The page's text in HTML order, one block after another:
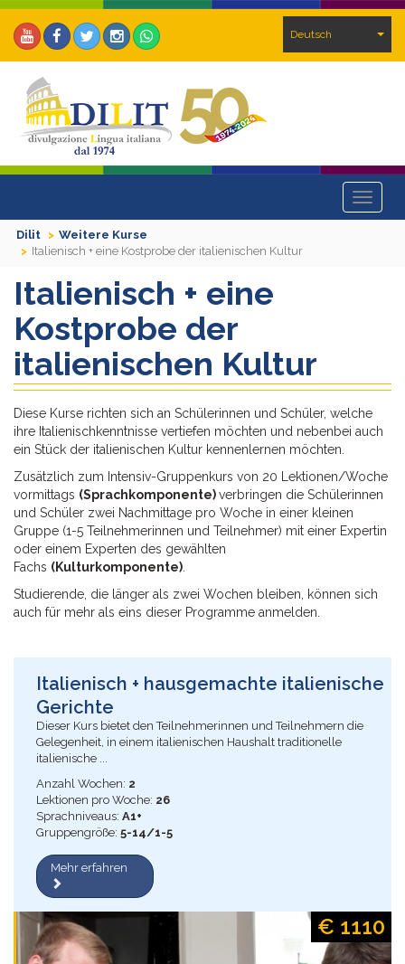
Deutsch
Toggle
Dilit
Weitere Kurse
Italienisch + eine Kostprobe der italienischen Kultur
Italienisch + eine
Kostprobe der
italienischen Kultur
Diese Kurse richten sich an Schülerinnen und Schüler, welche
ihre Italienischkenntnisse vertiefen möchten und nebenbei auch
ein Stück der italienischen Kultur kennenlernen möchten.
Zusätzlich zum Intensiv-Gruppenkurs von 20 Lektionen/Woche
vormittags (Sprachkomponente)verbringen die Schülerinnen
und Schüler zwei Nachmittage pro Woche in einer kleinen
Gruppe (1-5 Teilnehmerinnen und Teilnehmer) mit einer Expertin
oder einem Experten des gewählten
Fachs (Kulturkomponente)
Studierende, die länger als zwei Wochen bleiben, können sich
auch für mehr als eins dieser Programme anmelden.
Italienisch + hausgemachte italienische
Gerichte
Dieser Kurs bietet den Teilnehmerinnen und Teilnehmern die
Gelegenheit, in einem italienischen Haushalt traditionelle
italienische ...
Anzahl Wochen: 2
Lektionen pro Woche: 26
Sprachniveaus: A1+
Gruppengröße: 5-14/1-5
Mehr erfahren
€ 1110